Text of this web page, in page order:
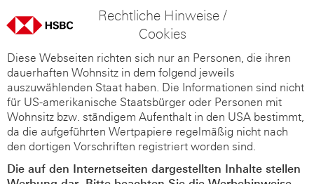
Rechtliche Hinweise /
Cookies
Diese Webseiten richten sich nur an Personen, die ihren
dauerhaften Wohnsitz in dem folgend jeweils
auszuwählenden Staat haben. Die Informationen sind nicht
für US-amerikanische Staatsbürger oder Personen mit
Wohnsitz bzw. ständigem Aufenthalt in den USA bestimmt,
da die aufgeführten Wertpapiere regelmäßig nicht nach
den dortigen Vorschriften registriert worden sind.
Die auf den Internetseiten dargestellten Inhalte stellen